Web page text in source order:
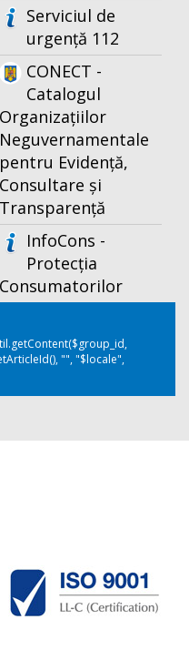
Serviciul de
urgență 112
CONECT -
Catalogul
Organizațiilor
Neguvernamentale
pentru Evidență,
Consultare și
Transparență
InfoCons -
Protecția
Consumatorilor
"", "$locale",